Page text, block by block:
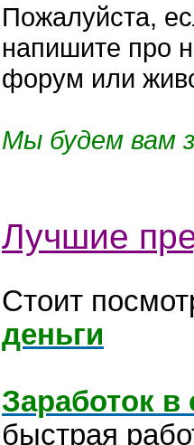
Пожалуйста,
напишите про
форум или
Мы будем вам
Лучшие
Стоит
деньги
Заработок в
быстрая